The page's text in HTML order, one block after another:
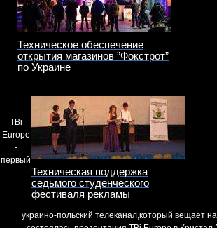
Техническое обеспечение
открытия магазинов ”Фокстрот”
по Украине
Техническая поддержка
седьмого студенческого
фестиваля рекламы
ТBi
Europe
-
первый
украино-польский телеканал,который вещает